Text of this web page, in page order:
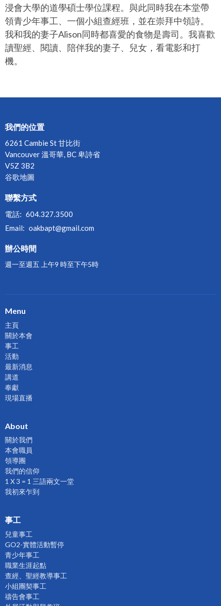
浸會大學的道學碩士學位課程。與此同時我在本堂帶
領青少年事工、一個小組查經班，並在崇拜中領詩。
我和我的妻子Alison同時都喜愛的食物是壽司。我喜歡
讀聖經、閱讀、陪伴我的妻子、兒女，看電影和打
機。
我們的位置
6261 Cambie St 甘比街
Vancouver 溫哥華, BC 卑詩省
V5Z 3B2
谷歌地圖
聯繫方式
電話: 604.327.3500
Email: oakbapt@gmail.com
辦公時間
週一至週五 上午9 時至下午5時
Menu
主頁
關於本會
事工
活動
最新消息
講道
奉獻
現場直播
About
關於我們
本會職員
領導團
我們的信仰
1 X 3 = 1 三語兩文一堂
我初來乍到
事工
兒童事工
GO2-實體活動暫停
青少年事工
職業生涯起點
查經、聖經教導事工
小組團契事工
禱告會事工